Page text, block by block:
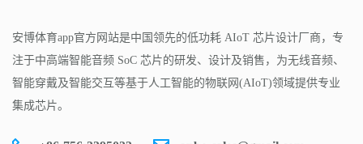
安博体育app官方网站是中国领先的低功耗 AIoT 芯片设计厂商，专
注于中高端智能音频 SoC 芯片的研发、设计及销售，为无线音频、
智能穿戴及智能交互等基于人工智能的物联网(AIoT)领域提供专业
集成芯片。